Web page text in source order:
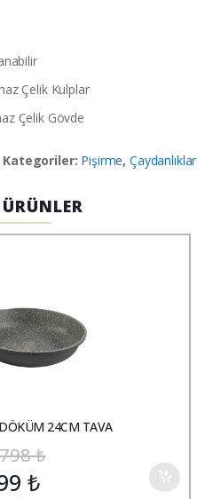
Çelik Kulplar
Çelik Gövde
Kategoriler: Pişirme,Çaydanlıklar
24CM TAVA
₺
₺